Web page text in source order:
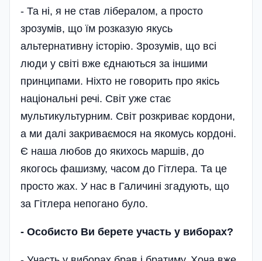
- Та ні, я не став лібералом, а просто
зрозумів, що їм розказую якусь
альтернативну історію. Зрозумів, що всі
люди у світі вже єднаються за іншими
принципами. Ніхто не говорить про якісь
національні речі. Світ уже стає
мультикультурним. Світ розкриває кордони,
а ми далі закриваємося на якомусь кордоні.
Є наша любов до якихось маршів, до
якогось фашизму, часом до Гітлера. Та це
просто жах. У нас в Галичині згадують, що
за Гітлера непогано було.
- Особисто Ви берете участь у виборах?